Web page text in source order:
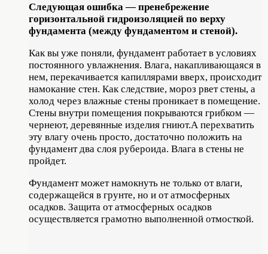
Следующая ошибка — пренебрежение
горизонтальной гидроизоляцией по верху
фундамента (между фундаментом и сте­ной).
Как вы уже поняли, фундамент рабо­тает в условиях
постоянного увлажнения. Влага, накапливающаяся в
нем, перека­чивается капиллярами вверх, происходит
намокание стен. Как следствие, мороз рвет стены, а
холод через влажные стены проникает в помещение.
Стены внутри помещения покрываются грибком —
чер­неют, деревянные изделия гниют.А перехватить
эту влагу очень просто, достаточно положить на
фундамент два слоя рубероида. Влага в стены не
пройдет.
Фундамент может намокнуть не только от влаги,
содержащейся в грунте, но и от атмосферных
осадков. Защита от атмо­сферных осадков
осуществляется грамот­но выполненной отмосткой.